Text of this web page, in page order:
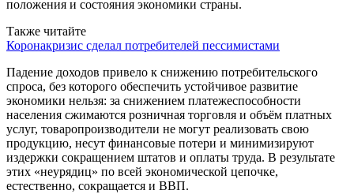
положения и состояния экономики страны.
Также читайте
Коронакризис сделал потребителей пессимистами
Падение доходов привело к снижению потребительского
спроса, без которого обеспечить устойчивое развитие
экономики нельзя: за снижением платежеспособности
населения сжимаются розничная торговля и объём платных
услуг, товаропроизводители не могут реализовать свою
продукцию, несут финансовые потери и минимизируют
издержки сокращением штатов и оплаты труда. В результате
этих «неурядиц» по всей экономической цепочке,
естественно, сокращается и ВВП.